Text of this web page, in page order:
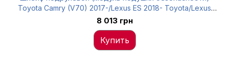
Toyota Camry (V70) 2017-/Lexus ES 2018- Toyota/Lexus
84308-11010
8 013 грн
Купить